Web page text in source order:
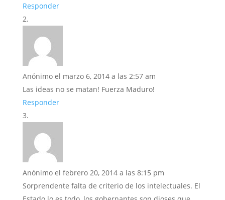
Responder
Anónimo el marzo 6, 2014 a las 2:57 am
Las ideas no se matan! Fuerza Maduro!
Responder
Anónimo el febrero 20, 2014 a las 8:15 pm
Sorprendente falta de criterio de los intelectuales. El